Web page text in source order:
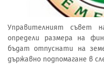
Управителният съвет
определи размера на
бъдат отпуснати на
държавно подпомагане в